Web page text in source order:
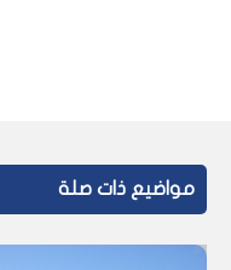
مواضيع ذات صلة